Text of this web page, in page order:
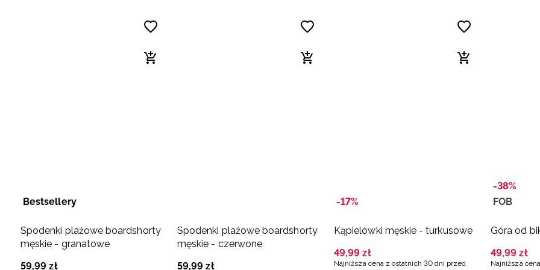
Bestsellery
Spodenki plażowe boardshorty
męskie - granatowe
59,99 zł
Spodenki plażowe boardshorty
męskie - czerwone
59,99 zł
-17%
Kąpielówki męskie - turkusowe
49,99 zł
Najniższa cena z ostatnich 30 dni przed
-38%
FOB
Góra od
49,99 zł
Najniższa